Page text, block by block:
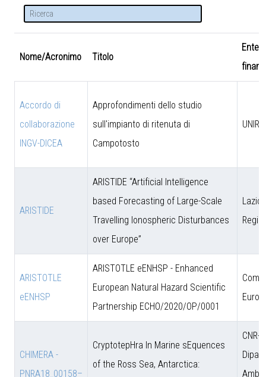
Nome/Acronimo Titolo
Ente
Accordo di
collaborazione
INGV-DICEA
Approfondimenti dello studio
sull'impianto di ritenuta di
Campotosto
ARISTIDE
ARISTIDE “Artificial Intelligence
based Forecasting of Large-Scale
Travelling Ionospheric Disturbances
over Europe”
Lazio
ARISTOTLE
eENHSP
ARISTOTLE eENHSP - Enhanced
European Natural Hazard Scientific
Partnership ECHO/2020/OP/0001
CHIMERA -
PNRA18_00158–
CryptotepHra In Marine sEquences
of the Ross Sea, Antarctica:
CNR-
Amb.